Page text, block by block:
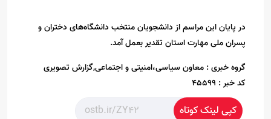
در پایان این مراسم از دانشجویان منتخب دانشگاه‌های دختران و
پسران ملی مهارت استان تقدیر بعمل آمد.
گروه خبری : معاون سیاسی،امنیتی و اجتماعی,گزارش تصویری
کد خبر : 45599
کپی لینک کوتاه